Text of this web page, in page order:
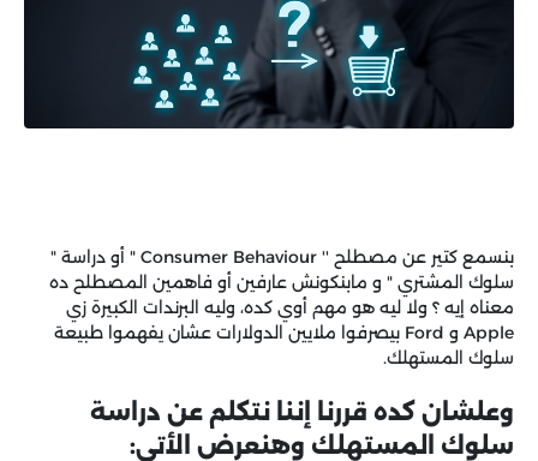
بنسمع كتير عن مصطلح '' Consumer Behaviour " أو دراسة "
سلوك المشتري " و مابنكونش عارفين أو فاهمين المصطلح ده
معناه إيه ؟ ولا ليه هو مهم أوي كده، وليه البرندات الكبيرة زي
Apple و Ford بيصرفوا ملايين الدولارات عشان يفهموا طبيعة
سلوك المستهلك.
وعلشان كده قررنا إننا نتكلم عن دراسة
سلوك المستهلك وهنعرض الأتي: